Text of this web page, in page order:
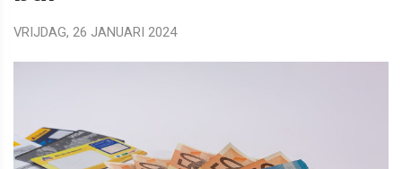
VRIJDAG, 26 JANUARI 2024